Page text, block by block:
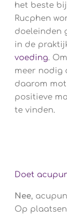
het beste
Rucphen
doeleinden
in de
voeding.
meer nodig
daarom
positieve
te vinden.
Doet
Nee,
Op